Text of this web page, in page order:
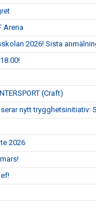
Arena
2026! Sista
(Craft)
nytt trygghetsinitiativ:
2026